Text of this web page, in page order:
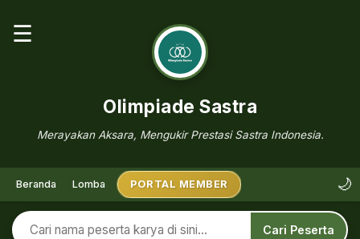
☰
Olimpiade Sastra
Merayakan Aksara, Mengukir Prestasi Sastra Indonesia.
Beranda Lomba PORTAL MEMBER 🌙
Cari Peserta